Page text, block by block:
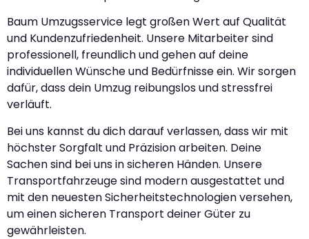
Baum Umzugsservice legt großen Wert auf Qualität
und Kundenzufriedenheit. Unsere Mitarbeiter sind
professionell, freundlich und gehen auf deine
individuellen Wünsche und Bedürfnisse ein. Wir sorgen
dafür, dass dein Umzug reibungslos und stressfrei
verläuft.
Bei uns kannst du dich darauf verlassen, dass wir mit
höchster Sorgfalt und Präzision arbeiten. Deine
Sachen sind bei uns in sicheren Händen. Unsere
Transportfahrzeuge sind modern ausgestattet und
mit den neuesten Sicherheitstechnologien versehen,
um einen sicheren Transport deiner Güter zu
gewährleisten.